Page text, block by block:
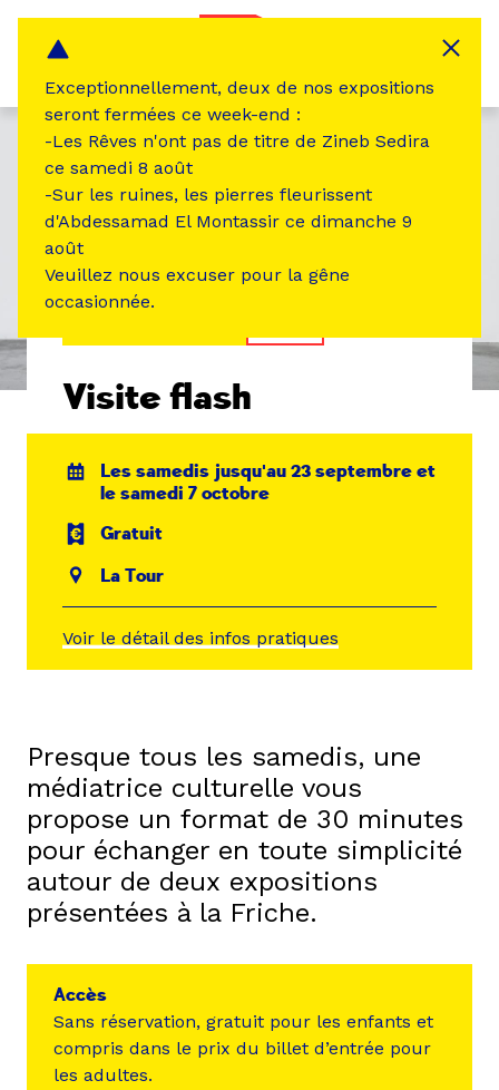
Visite flash
Les samedis jusqu'au 23 septembre et
le samedi 7 octobre
Gratuit
La Tour
Voir le détail des infos pratiques
Presque tous les samedis, une
médiatrice culturelle vous
propose un format de 30 minutes
pour échanger en toute simplicité
autour de deux expositions
présentées à la Friche.
Accès
Sans réservation, gratuit pour les enfants et
compris dans le prix du billet d’entrée pour
les adultes.
Exceptionnellement, deux de nos expositions
seront fermées ce week-end :
-Les Rêves n'ont pas de titre de Zineb Sedira
ce samedi 8 août
-Sur les ruines, les pierres fleurissent
d'Abdessamad El Montassir ce dimanche 9
août
Veuillez nous excuser pour la gêne
occasionnée.
Panneau de gestion des cookies